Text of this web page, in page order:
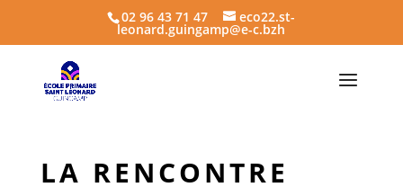
02 96 43 71 47 eco22.st-
leonard.guingamp@e-c.bzh
LA RENCONTRE